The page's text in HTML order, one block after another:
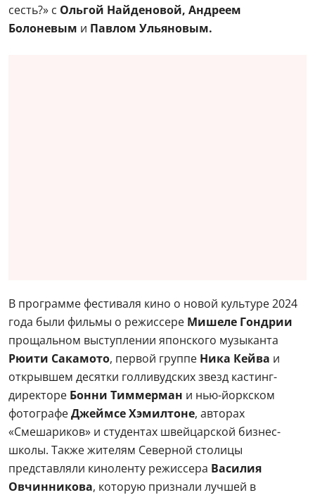
сесть?» с Ольгой Найденовой, Андреем
Болоневым и Павлом Ульяновым.
В программе фестиваля кино о новой культуре 2024
года были фильмы о режиссере Мишеле Гондрии
прощальном выступлении японского музыканта
Рюити Сакамото, первой группе Ника Кейва и
открывшем десятки голливудских звезд кастинг-
директоре Бонни Тиммерман и нью-йоркском
фотографеДжеймсе Хэмилтоне, авторах
«Смешариков» и студентах швейцарской бизнес-
школы. Также жителям Северной столицы
представляли киноленту режиссера Василия
Овчинникова, которую признали лучшей в